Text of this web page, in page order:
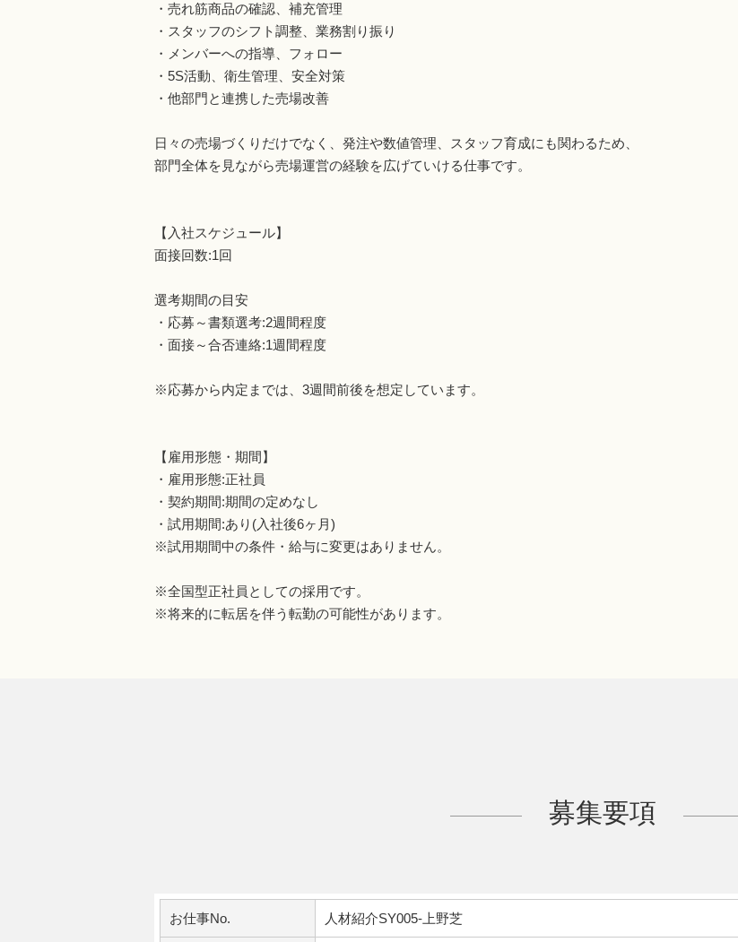
・売れ筋商品の確認、補充管理
・スタッフのシフト調整、業務割り振り
・メンバーへの指導、フォロー
・5S活動、衛生管理、安全対策
・他部門と連携した売場改善
日々の売場づくりだけでなく、発注や数値管理、スタッフ育成にも関わるため、
部門全体を見ながら売場運営の経験を広げていける仕事です。
【入社スケジュール】
面接回数:1回
選考期間の目安
・応募～書類選考:2週間程度
・面接～合否連絡:1週間程度
※応募から内定までは、3週間前後を想定しています。
【雇用形態・期間】
・雇用形態:正社員
・契約期間:期間の定めなし
・試用期間:あり(入社後6ヶ月)
※試用期間中の条件・給与に変更はありません。
※全国型正社員としての採用です。
※将来的に転居を伴う転勤の可能性があります。
募集要項
お仕事No. 人材紹介SY005‐上野芝